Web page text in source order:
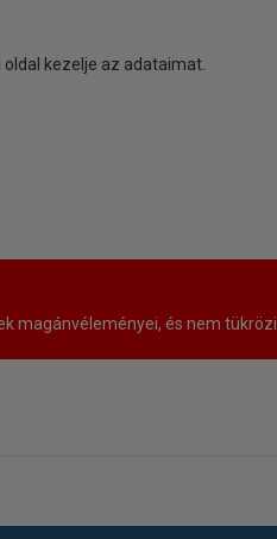
kezelje az adataimat.
és nem